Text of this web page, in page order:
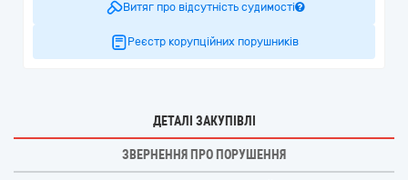
Витяг про відсутність судимості
Реєстр корупційних порушників
ДЕТАЛІ ЗАКУПІВЛІ
ЗВЕРНЕННЯ ПРО ПОРУШЕННЯ